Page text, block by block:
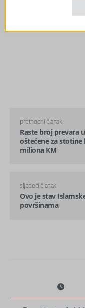
prethodni članak
Raste broj prevara
oštećene za stotine
miliona KM
sljedeći članak
Ovo je stav
površinama